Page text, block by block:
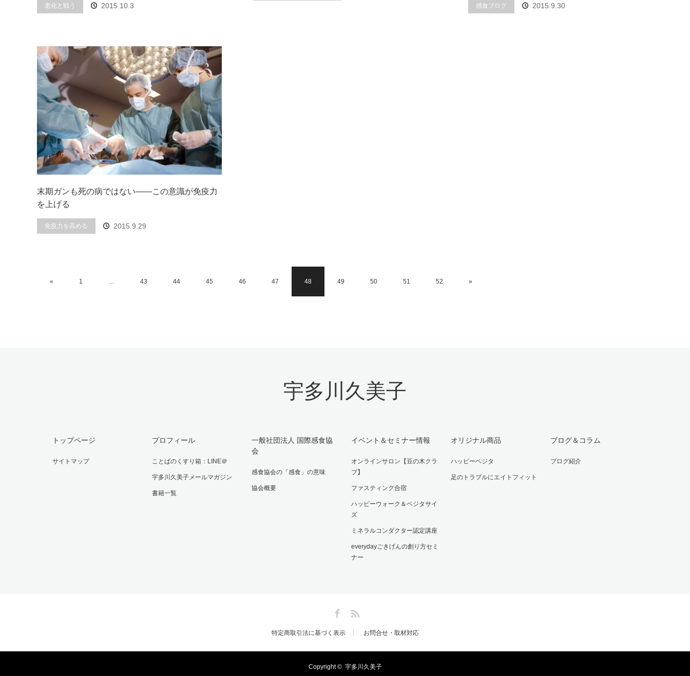
老化と戦う 2015.10.3 感食ブログ 2015.9.30
末期ガンも死の病ではない――この意識が免疫力
を上げる
免疫力を高める 2015.9.29
« 1 … 43 44 45 46 47 48 49 50 51 52 »
宇多川久美子
トップページ
サイトマップ
プロフィール
ことばのくすり箱：LINE＠
宇多川久美子メールマガジン
書籍一覧
一般社団法人 国際感食協
会
感食協会の「感食」の意味
協会概要
イベント＆セミナー情報
オンラインサロン【豆の木クラ
ブ】
ファスティング合宿
ハッピーウォーク＆ベジタサイ
ズ
ミネラルコンダクター認定講座
everydayごきげんの創り方セミ
ナー
オリジナル商品
ハッピーベジタ
足のトラブルにエイトフィット
ブログ＆コラム
ブログ紹介
特定商取引法に基づく表示 お問合せ・取材対応
Copyright © 宇多川久美子